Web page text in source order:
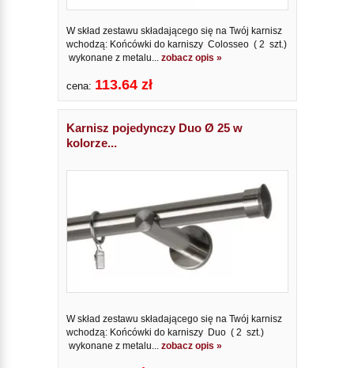
W skład zestawu składającego się na Twój karnisz
wchodzą: Końcówki do karniszy Colosseo ( 2 szt.)
wykonane z metalu... zobacz opis »
cena: 113.64 zł
Karnisz pojedynczy Duo Ø 25 w
kolorze...
W skład zestawu składającego się na Twój karnisz
wchodzą: Końcówki do karniszy Duo ( 2 szt.)
wykonane z metalu... zobacz opis »